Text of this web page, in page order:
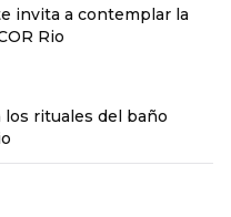
invita a contemplar la
Rio
los rituales del baño